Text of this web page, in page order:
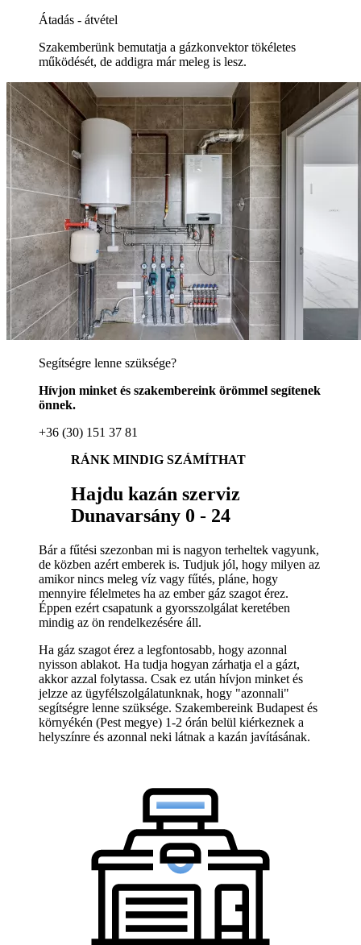
Átadás - átvétel
Szakemberünk bemutatja a gázkonvektor tökéletes
működését, de addigra már meleg is lesz.
Segítségre lenne szüksége?
Hívjon minket és szakembereink örömmel segítenek
önnek.
+36 (30) 151 37 81
RÁNK MINDIG SZÁMÍTHAT
Hajdu kazán szerviz
Dunavarsány 0 - 24
Bár a fűtési szezonban mi is nagyon terheltek vagyunk,
de közben azért emberek is. Tudjuk jól, hogy milyen az
amikor nincs meleg víz vagy fűtés, pláne, hogy
mennyire félelmetes ha az ember gáz szagot érez.
Éppen ezért csapatunk a gyorsszolgálat keretében
mindig az ön rendelkezésére áll.
Ha gáz szagot érez a legfontosabb, hogy azonnal
nyisson ablakot. Ha tudja hogyan zárhatja el a gázt,
akkor azzal folytassa. Csak ez után hívjon minket és
jelzze az ügyfélszolgálatunknak, hogy "azonnali"
segítségre lenne szüksége. Szakembereink Budapest és
környékén (Pest megye) 1-2 órán belül kiérkeznek a
helyszínre és azonnal neki látnak a kazán javításának.